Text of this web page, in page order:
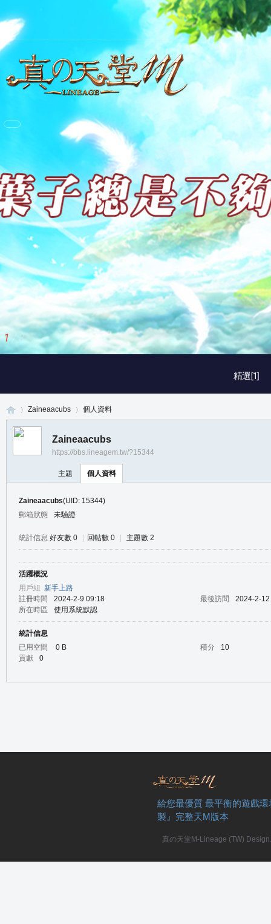
精選[1]
1 / 3
Zaineaacubs 個人資料
Zaineaacubs
https://bbs.lineagem.tw/?15344
主題 個人資料
Zaineaacubs(UID: 15344)
郵箱狀態
未驗證
統計信息 好友數 0 回帖數 0 主題數 2
活躍概況
用戶組 新手上路
註冊時間
2024-2-9 09:18 最後訪問
2024-2-
所在時區
使用系統默認
統計信息
已用空間
0 B 積分
10
貢獻
0
給您最優質 最平衡的遊戲
製』完整天M版本
真の天堂M-Lineage (TW)